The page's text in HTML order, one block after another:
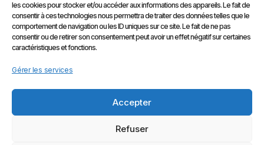
les cookies pour stocker et/ou accéder aux informations des appareils. Le fait de
consentir à ces technologies nous permettra de traiter des données telles que le
comportement de navigation ou les ID uniques sur ce site. Le fait de ne pas
consentir ou de retirer son consentement peut avoir un effet négatif sur certaines
caractéristiques et fonctions.
Gérer les services
Accepter
Refuser
E-
Shop
Gammes
Marques
Compte
Infos
Prendre
RDV
CGV